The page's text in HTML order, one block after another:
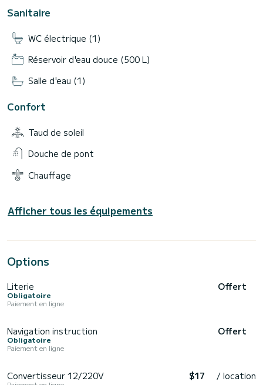
Sanitaire
WC électrique (1)
Réservoir d'eau douce (500 L)
Salle d'eau (1)
Confort
Taud de soleil
Douche de pont
Chauffage
Afficher tous les équipements
Options
Literie
Obligatoire
Paiement en ligne
Offert
Navigation instruction
Obligatoire
Paiement en ligne
Offert
Convertisseur 12/220V $17 / location